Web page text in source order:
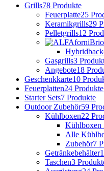
Grills78 Produkte
Feuerplatte25
Keramikgrills29
Pelletgrills12
Gasgrills3
Angebote18
Geschenkkarte10
Feuerplatten24 Produkte
Starter Sets7 Produkte
Outdoor Zubehör59
Kühlboxen22
Kühlboxen
Alle
Zubehör7
Getränkebehälter
Taschen3